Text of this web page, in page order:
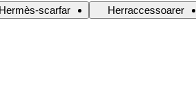
Hermès-scarfar Herraccessoarer